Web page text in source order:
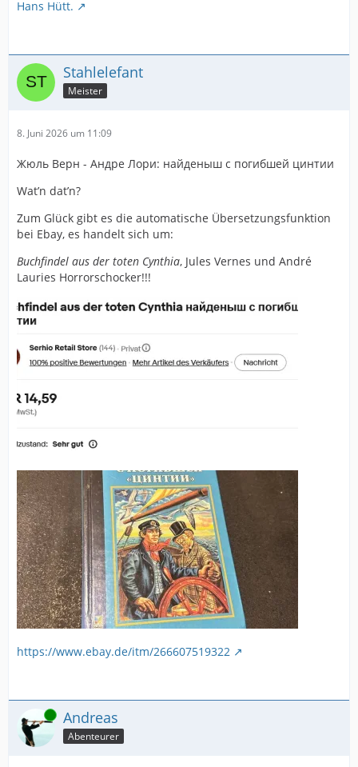
Hans Hütt.
Stahlelefant
Meister
8. Juni 2026 um 11:09
Жюль Верн - Андре Лори: найденыш с погибшей цинтии
Wat’n dat’n?
Zum Glück gibt es die automatische Übersetzungsfunktion
bei Ebay, es handelt sich um:
Buchfindel aus der toten Cynthia, Jules Vernes und André
Lauries Horrorschocker!!!
https://www.ebay.de/itm/266607519322
Online Andreas
Abenteurer